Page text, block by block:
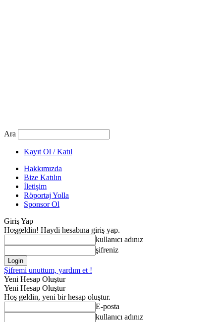
Ara
Kayıt Ol / Katıl
Hakkımızda
Bize Katılın
İletişim
Röportaj Yolla
Sponsor Ol
Giriş Yap
Hoşgeldin! Haydi hesabına giriş yap.
kullanıcı adınız
şifreniz
Şifremi unuttum, yardım et !
Yeni Hesap Oluştur
Yeni Hesap Oluştur
Hoş geldin, yeni bir hesap oluştur.
E-posta
kullanıcı adınız